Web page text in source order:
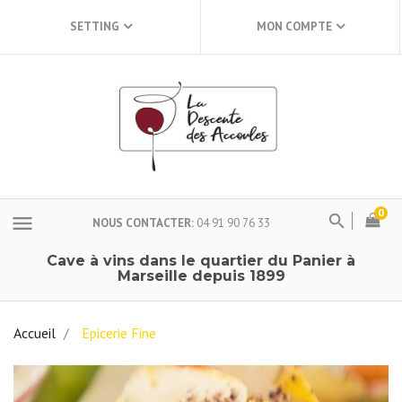
SETTING MON COMPTE
menu NOUS CONTACTER 04 91 90 76 33
0
Cave à vins dans le quartier du Panier à
Marseille depuis 1899
Accueil Epicerie Fine